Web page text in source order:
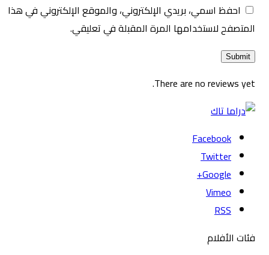
احفظ اسمي، بريدي الإلكتروني، والموقع الإلكتروني في هذا
المتصفح لاستخدامها المرة المقبلة في تعليقي.
There are no reviews yet.
Facebook
Twitter
Google+
Vimeo
RSS
فئات الأفلام